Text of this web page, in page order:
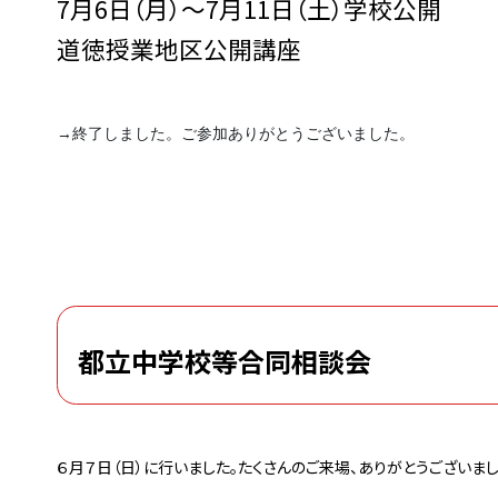
7月6日（月）～7月11日（土）学校公開
道徳授業地区公開講座
→終了しました。ご参加ありがとうございました。
都立中学校等合同相談会
６月７日（日）に行いました。たくさんのご来場、ありがとうございま